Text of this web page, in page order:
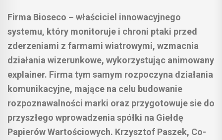
Firma Bioseco – właściciel innowacyjnego
systemu, który monitoruje i chroni ptaki przed
zderzeniami z farmami wiatrowymi, wzmacnia
działania wizerunkowe, wykorzystując animowany
explainer. Firma tym samym rozpoczyna działania
komunikacyjne, mające na celu budowanie
rozpoznawalności marki oraz przygotowuje sie do
przyszłego wprowadzenia spółki na Giełdę
Papierów Wartościowych. Krzysztof Paszek, Co-